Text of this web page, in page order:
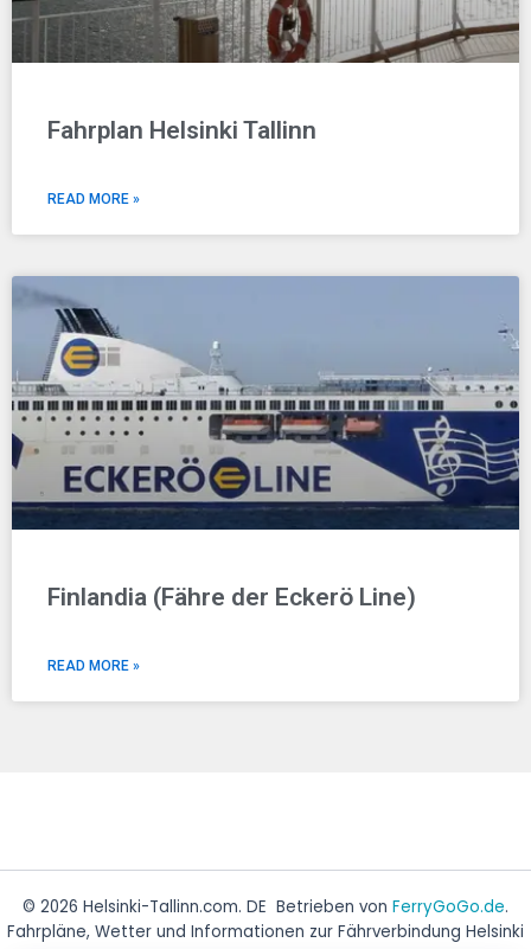
Fahrplan Helsinki Tallinn
READ MORE »
Finlandia (Fähre der Eckerö Line)
READ MORE »
© 2026 Helsinki-Tallinn.com. DE Betrieben von FerryGoGo.de.
Fahrpläne, Wetter und Informationen zur Fährverbindung Helsinki